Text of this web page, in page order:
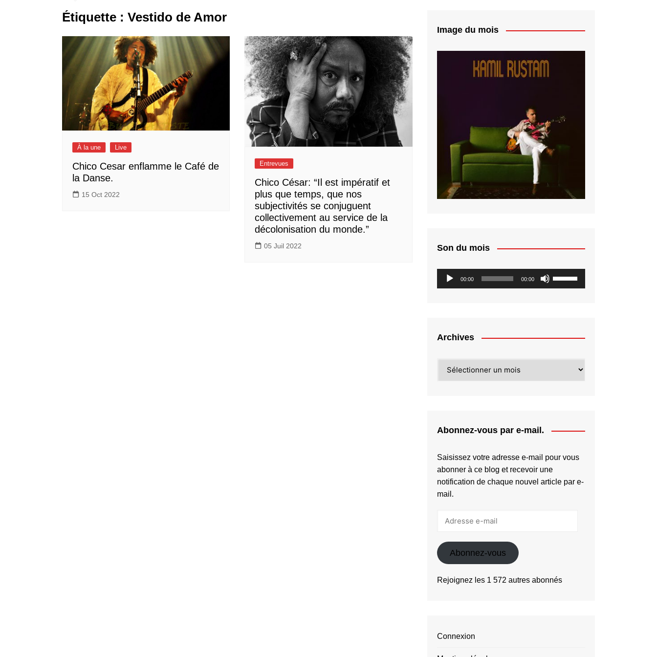
Étiquette : Vestido de Amor
À la une Live
Chico Cesar enflamme le Café de
la Danse.
15 Oct 2022
Entrevues
Chico César: “Il est impératif et
plus que temps, que nos
subjectivités se conjuguent
collectivement au service de la
décolonisation du monde.”
05 Juil 2022
Image du mois
Son du mois
Lecteur
audio
00:00 00:00
les
diminuer
Archives
Abonnez-vous par e-mail.
Saisissez votre adresse e-mail pour vous
abonner à ce blog et recevoir une
notification de chaque nouvel article par e-
mail.
Abonnez-vous
Rejoignez les 1 572 autres abonnés
Connexion